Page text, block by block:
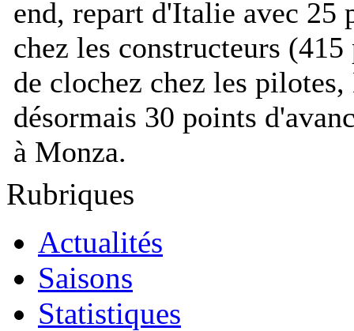
end, repart d'Italie avec 25
chez les constructeurs
de clochez chez les
désormais 30 points
à Monza.
Rubriques
Actualités
Saisons
Statistiques